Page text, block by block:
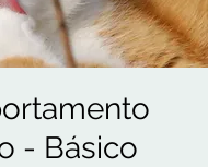
- Básico